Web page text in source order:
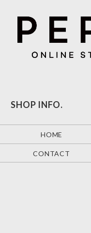
SHOP INFO.
HOME
CONTACT